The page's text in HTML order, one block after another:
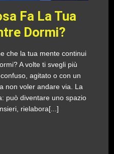
Fa La Tua
Dormi?
che la tua mente continui
A volte ti svegli più
agitato o con un
non voler andare via. La
può diventare uno spazio
rielabora[...]